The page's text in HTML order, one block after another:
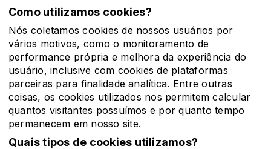
Como utilizamos cookies?
Nós coletamos cookies de nossos usuários por
vários motivos, como o monitoramento de
performance própria e melhora da experiência do
usuário, inclusive com cookies de plataformas
parceiras para finalidade analítica. Entre outras
coisas, os cookies utilizados nos permitem calcular
quantos visitantes possuímos e por quanto tempo
permanecem em nosso site.
Quais tipos de cookies utilizamos?